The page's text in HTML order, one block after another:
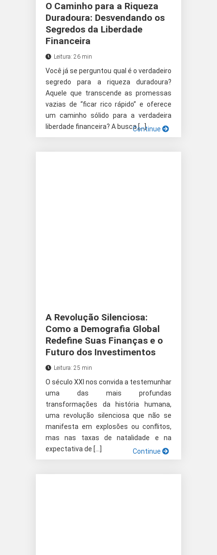
O Caminho para a Riqueza
Duradoura: Desvendando os
Segredos da Liberdade
Financeira
Leitura: 26 min
Você já se perguntou qual é o verdadeiro
segredo para a riqueza duradoura?
Aquele que transcende as promessas
vazias de “ficar rico rápido” e oferece
um caminho sólido para a verdadeira
liberdade financeira? A busca […]Continue
A Revolução Silenciosa:
Como a Demografia Global
Redefine Suas Finanças e o
Futuro dos Investimentos
Leitura: 25 min
O século XXI nos convida a testemunhar
uma das mais profundas
transformações da história humana,
uma revolução silenciosa que não se
manifesta em explosões ou conflitos,
mas nas taxas de natalidade e na
expectativa de […]
Continue